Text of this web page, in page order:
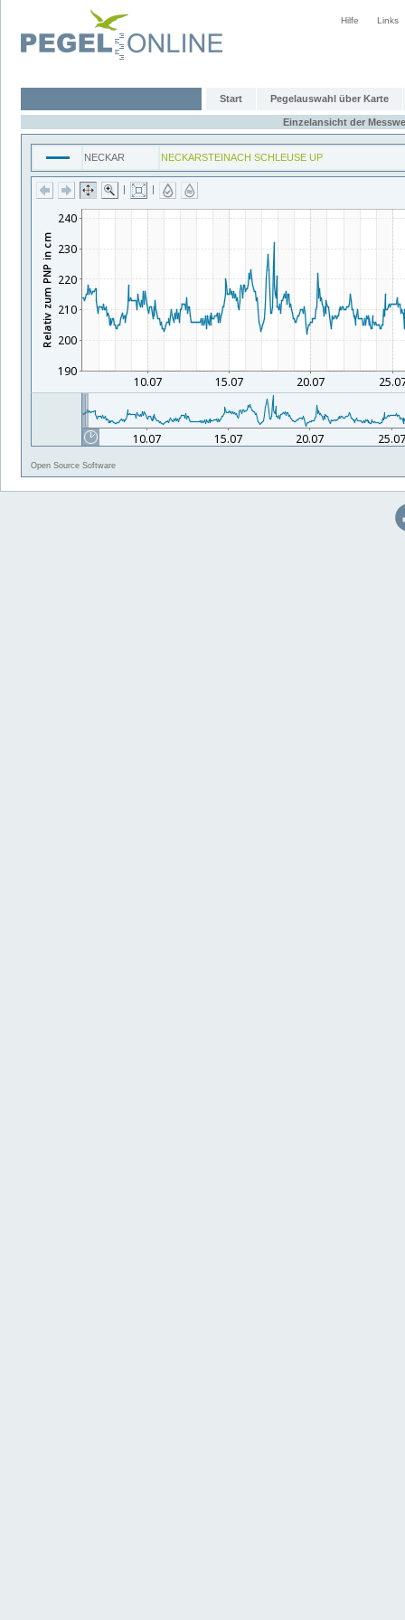
Hilfe Links
Start Pegelauswahl über Karte
Einzelansicht der
NECKAR NECKARSTEINACH SCHLEUSE UP
| |
Open Source Software